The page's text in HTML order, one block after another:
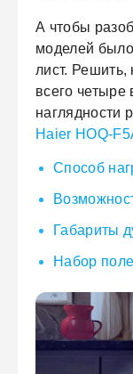
А чтобы
моделей было
лист. Решить,
всего
наглядности
Haier HOQ-
Способ
Габариты
Набор